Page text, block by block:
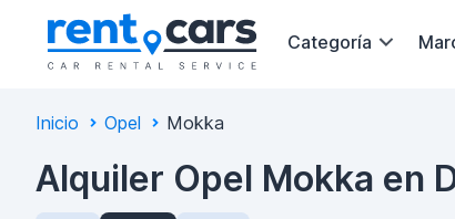
Categoría
Inicio Opel Mokka
Alquiler Opel Mokka en